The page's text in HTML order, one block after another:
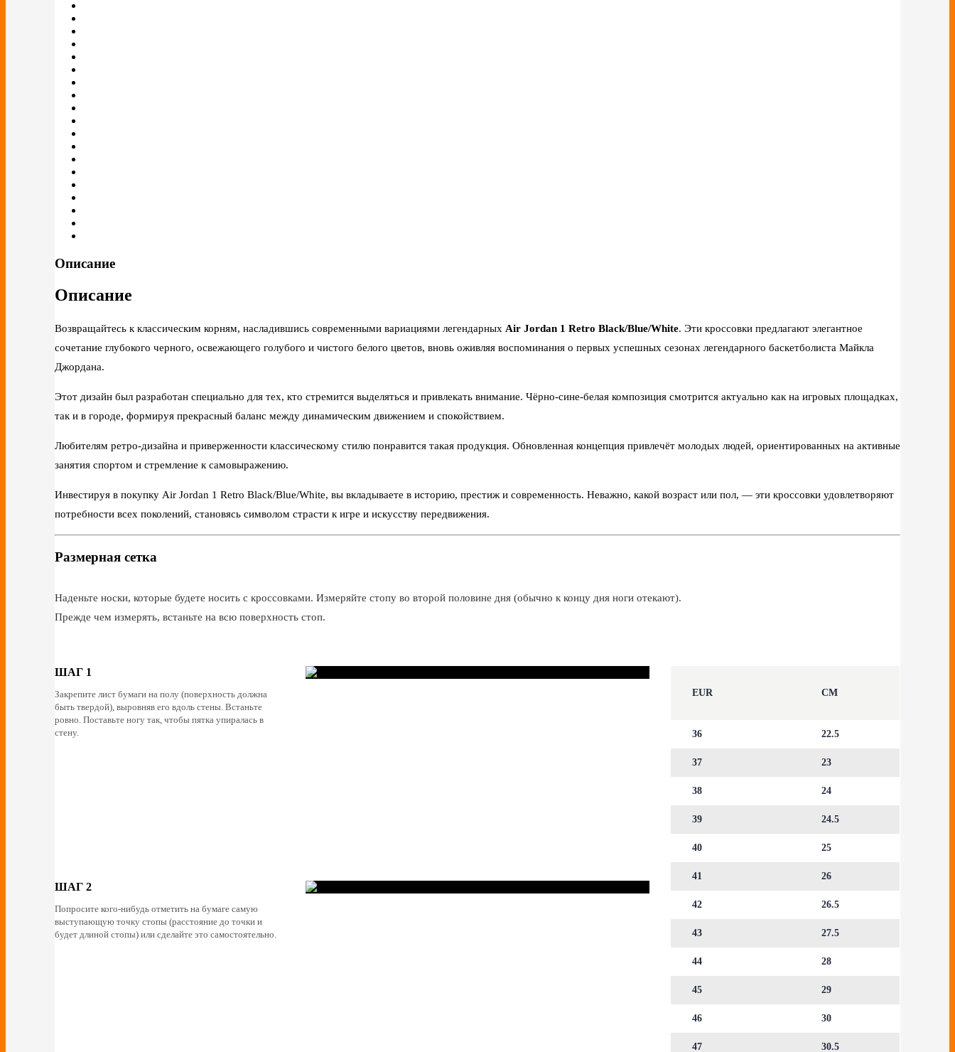
Описание
Описание
Возвращайтесь к классическим корням, насладившись современными вариациями легендарных Air Jordan 1 Retro Black/Blue/White. Эти кроссовки предлагают элегантное
сочетание глубокого черного, освежающего голубого и чистого белого цветов, вновь оживляя воспоминания о первых успешных сезонах легендарного баскетболиста Майкла
Джордана.
Этот дизайн был разработан специально для тех, кто стремится выделяться и привлекать внимание. Чёрно-сине-белая композиция смотрится актуально как на игровых площадках,
так и в городе, формируя прекрасный баланс между динамическим движением и спокойствием.
Любителям ретро-дизайна и приверженности классическому стилю понравится такая продукция. Обновленная концепция привлечёт молодых людей, ориентированных на активные
занятия спортом и стремление к самовыражению.
Инвестируя в покупку Air Jordan 1 Retro Black/Blue/White, вы вкладываете в историю, престиж и современность. Неважно, какой возраст или пол, — эти кроссовки удовлетворяют
потребности всех поколений, становясь символом страсти к игре и искусству передвижения.
Размерная сетка
Наденьте носки, которые будете носить с кроссовками. Измеряйте стопу во второй половине дня (обычно к концу дня ноги отекают).
Прежде чем измерять, встаньте на всю поверхность стоп.
ШАГ 1
Закрепите лист бумаги на полу (поверхность должна
быть твердой), выровняв его вдоль стены. Встаньте
ровно. Поставьте ногу так, чтобы пятка упиралась в
стену.
EUR CM
36 22.5
37 23
38 24
39 24.5
40 25
41 26
42 26.5
43 27.5
44 28
45 29
46 30
47 30.5
ШАГ 2
Попросите кого-нибудь отметить на бумаге самую
выступающую точку стопы (расстояние до точки и
будет длиной стопы) или сделайте это самостоятельно.